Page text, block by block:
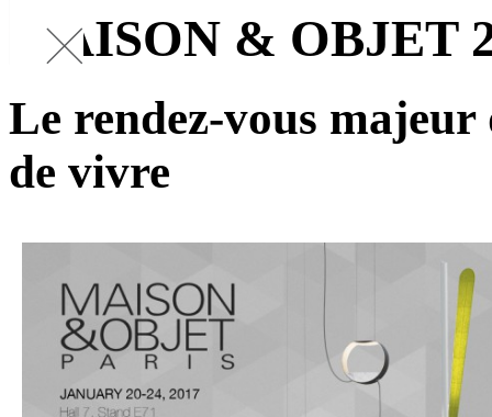
MAISON & OBJET
Le rendez-vous majeur
de vivre